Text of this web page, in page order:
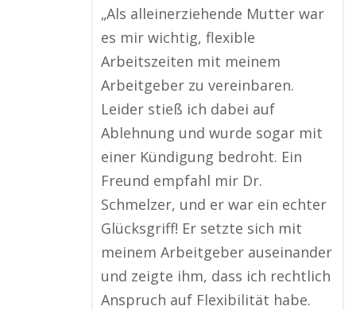
„Als alleinerziehende Mutter war
es mir wichtig, flexible
Arbeitszeiten mit meinem
Arbeitgeber zu vereinbaren.
Leider stieß ich dabei auf
Ablehnung und wurde sogar mit
einer Kündigung bedroht. Ein
Freund empfahl mir Dr.
Schmelzer, und er war ein echter
Glücksgriff! Er setzte sich mit
meinem Arbeitgeber auseinander
und zeigte ihm, dass ich rechtlich
Anspruch auf Flexibilität habe.